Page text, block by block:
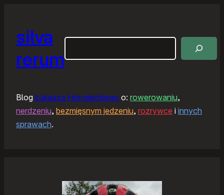
silva
rerum
Blog Łukasza Horodeckiego o: rowerowaniu,
nerdzeniu, bezmięsnym jedzeniu, rozrywce i innych
sprawach.